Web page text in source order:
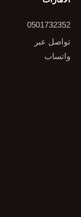
0501732352
تواصل عبر
واتساب